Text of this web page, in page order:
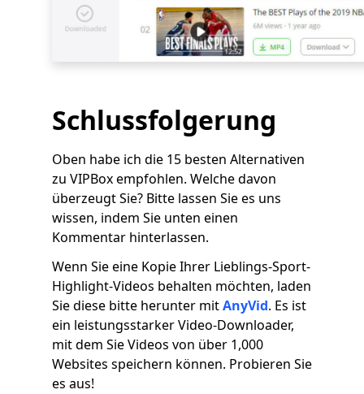
Schlussfolgerung
Oben habe ich die 15 besten Alternativen
zu VIPBox empfohlen. Welche davon
überzeugt Sie? Bitte lassen Sie es uns
wissen, indem Sie unten einen
Kommentar hinterlassen.
Wenn Sie eine Kopie Ihrer Lieblings-Sport-
Highlight-Videos behalten möchten, laden
Sie diese bitte herunter mitAnyVid. Es ist
ein leistungsstarker Video-Downloader,
mit dem Sie Videos von über 1,000
Websites speichern können. Probieren Sie
es aus!